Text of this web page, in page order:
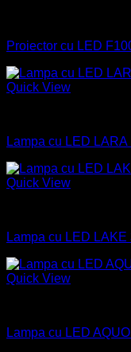
Proiector cu LED
Quick View
Lampa cu LED LARA
Quick View
Lampa cu LED LAKE
Quick View
Lampa cu LED